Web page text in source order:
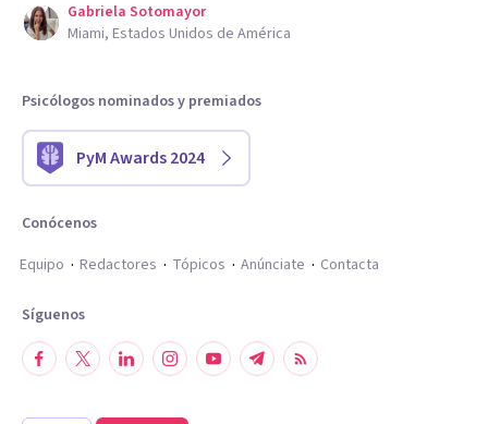
Gabriela Sotomayor
Miami, Estados Unidos de América
Psicólogos nominados y premiados
PyM Awards 2024
Conócenos
Equipo
Redactores Tópicos Anúnciate Contacta
Síguenos